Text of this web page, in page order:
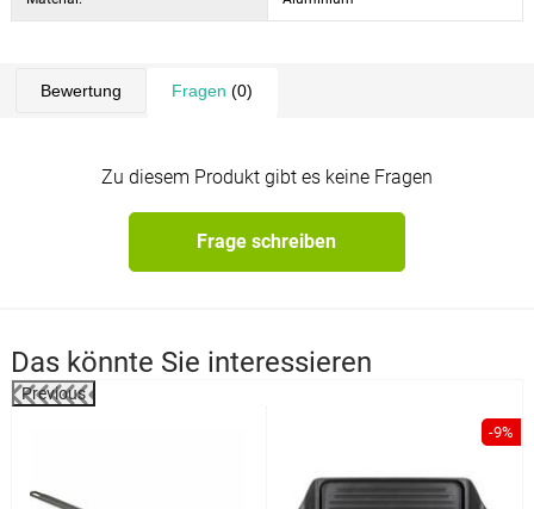
Bewertung Fragen (0)
Zu diesem Produkt gibt es keine Fragen
Frage schreiben
Das könnte Sie interessieren
Previous
-9%